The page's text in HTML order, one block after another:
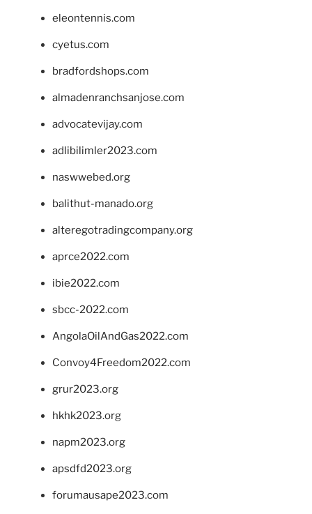
eleontennis.com
cyetus.com
bradfordshops.com
almadenranchsanjose.com
advocatevijay.com
adlibilimler2023.com
naswwebed.org
balithut-manado.org
alteregotradingcompany.org
aprce2022.com
ibie2022.com
sbcc-2022.com
AngolaOilAndGas2022.com
Convoy4Freedom2022.com
grur2023.org
hkhk2023.org
napm2023.org
apsdfd2023.org
forumausape2023.com